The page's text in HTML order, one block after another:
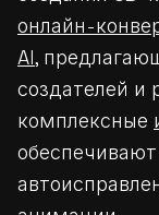
онлайн-
AI,
создателей и
комплексные